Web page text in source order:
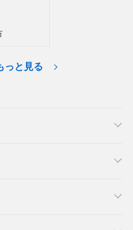
4WD
っと見る